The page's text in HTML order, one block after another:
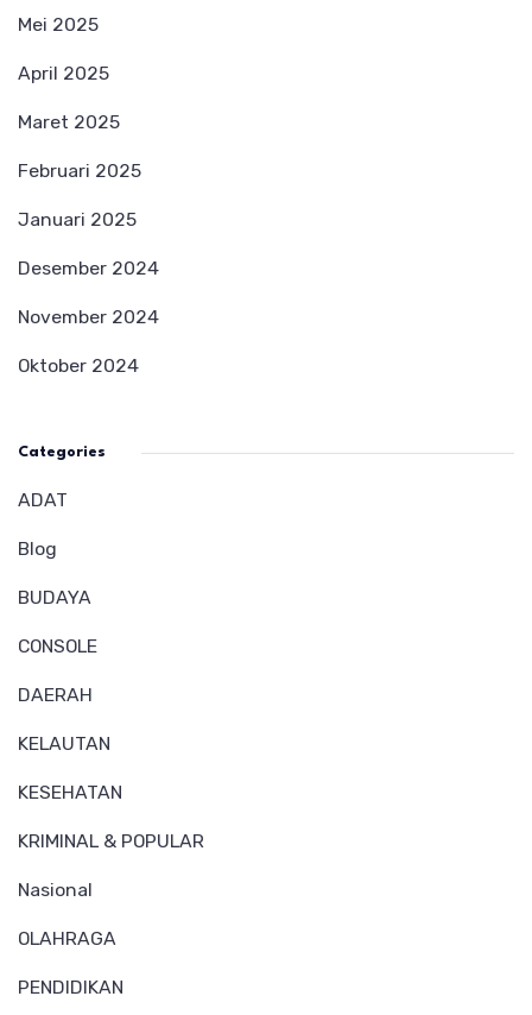
Mei 2025
April 2025
Maret 2025
Februari 2025
Januari 2025
Desember 2024
November 2024
Oktober 2024
Categories
ADAT
Blog
BUDAYA
CONSOLE
DAERAH
KELAUTAN
KESEHATAN
KRIMINAL & POPULAR
Nasional
OLAHRAGA
PENDIDIKAN